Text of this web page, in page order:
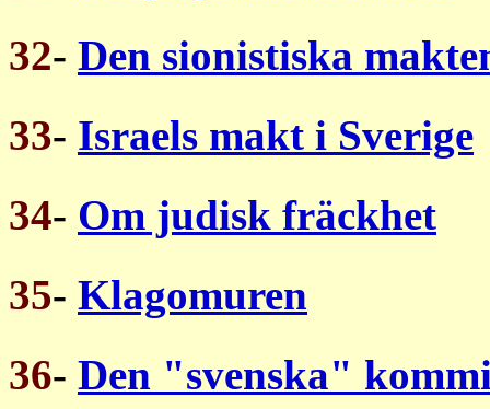
32- Den sionistiska
33- Israels makt i Sverige
34- Om judisk fräckhet
35- Klagomuren
36- Den "svenska"